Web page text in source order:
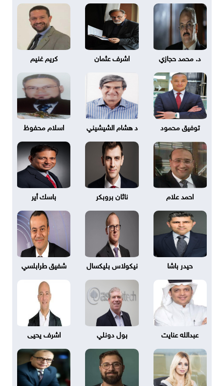
د. محمد حجازي اشرف عثمان كريم غنيم
توفيق محمود د هشام الشيشيني اسلام محفوظ
احمد علام ناثان بروبكر باسك أير
حيدر باشا نيكولاس بليكسال شفيق طرابلسي
عبدالله عنايت بول دونلي اشرف يحيى